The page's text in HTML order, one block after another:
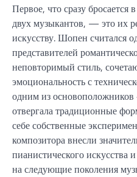
Первое, что сразу бросается
двух музыкантов, — это их
искусству. Шопен считался
представителей
неповторимый стиль,
эмоциональность с
одним из
отвергала традиционные
себе собственные
композитора внесли
пианистического искусства
на следующие поколения